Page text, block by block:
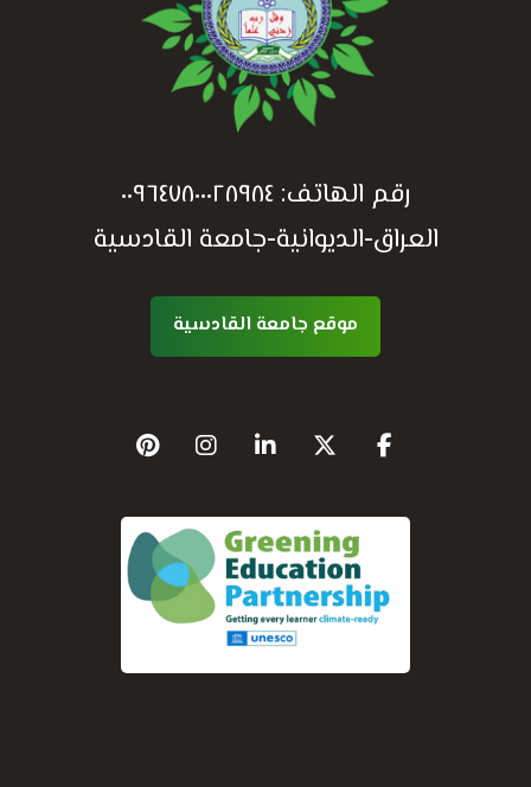
رقم الهاتف: ٠٠٩٦٤٧٨٠٠٠٢٨٩٨٤
العراق-الديوانية-جامعة القادسية
موقع جامعة القادسية